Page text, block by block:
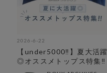
2026-6-22
【under5000‼︎】夏大活躍
◎オススメトップス特集‼︎